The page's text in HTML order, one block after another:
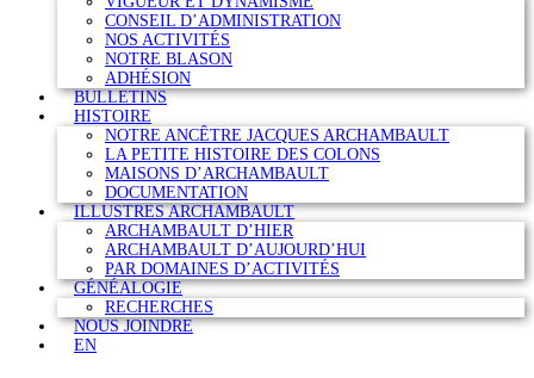
CONSEIL D’ADMINISTRATION
NOS ACTIVITÉS
NOTRE BLASON
ADHÉSION
BULLETINS
HISTOIRE
NOTRE ANCÊTRE JACQUES ARCHAMBAULT
LA PETITE HISTOIRE DES COLONS
MAISONS D’ARCHAMBAULT
DOCUMENTATION
ILLUSTRES ARCHAMBAULT
ARCHAMBAULT D’HIER
ARCHAMBAULT D’AUJOURD’HUI
PAR DOMAINES D’ACTIVITÉS
GÉNÉALOGIE
RECHERCHES
NOUS JOINDRE
EN